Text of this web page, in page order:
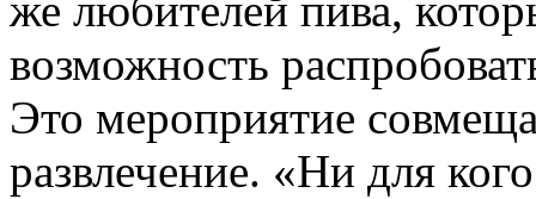
возможность
Это мероприятие
развлечение. «Ни для